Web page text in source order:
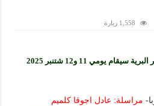
1,558 زيارة
ملتقى نفحات صوفية في مدح خير البرية سيقام يومي 11 و12 شتنبر 2025
مراسلة: عادل اجوقا كلميم